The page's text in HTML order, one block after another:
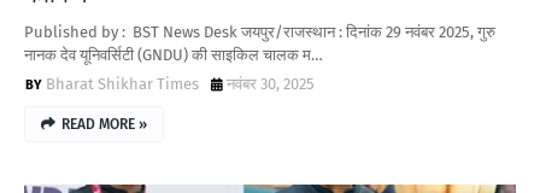
Published by : BST News Desk जयपुर/राजस्थान : दिनांक 29 नवंबर 2025, गुरु
नानक देव यूनिवर्सिटी (GNDU) की साइकिल चालक म…
Bharat Shikhar Times
नवंबर 30, 2025
READ MORE »